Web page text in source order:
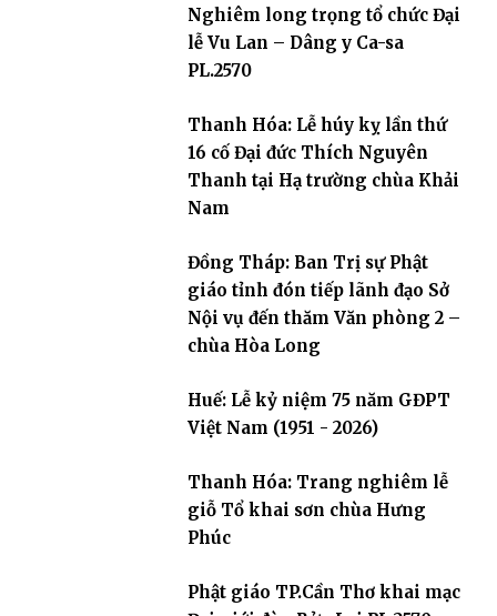
Nghiêm long trọng tổ chức Đại
lễ Vu Lan – Dâng y Ca-sa
PL.2570
Thanh Hóa: Lễ húy kỵ lần thứ
16 cố Đại đức Thích Nguyên
Thanh tại Hạ trường chùa Khải
Nam
Đồng Tháp: Ban Trị sự Phật
giáo tỉnh đón tiếp lãnh đạo Sở
Nội vụ đến thăm Văn phòng 2 –
chùa Hòa Long
Huế: Lễ kỷ niệm 75 năm GĐPT
Việt Nam (1951 - 2026)
Thanh Hóa: Trang nghiêm lễ
giỗ Tổ khai sơn chùa Hưng
Phúc
Phật giáo TP.Cần Thơ khai mạc